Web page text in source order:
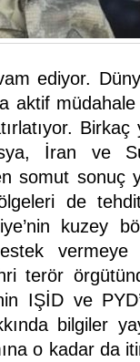
ediyor.
aktif müdahale
Birkaç
İran ve
somut sonuç
de
kuzey
vermeye
terör
IŞİD ve
bilgiler
o kadar da